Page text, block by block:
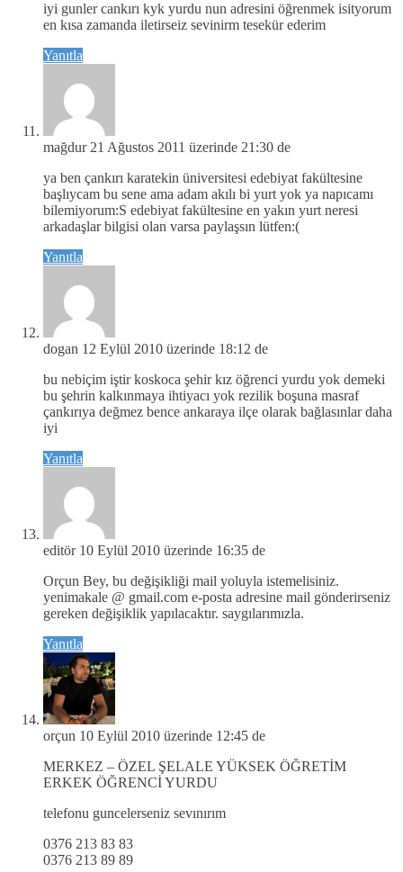
iyi gunler cankırı kyk yurdu nun adresini öğrenmek isityorum
en kısa zamanda iletirseiz sevinirm tesekür ederim
Yanıtla
mağdur 21 Ağustos 2011 üzerinde 21:30 de
ya ben çankırı karatekin üniversitesi edebiyat fakültesine
başlıycam bu sene ama adam akılı bi yurt yok ya napıcamı
bilemiyorum:S edebiyat fakültesine en yakın yurt neresi
arkadaşlar bilgisi olan varsa paylaşsın lütfen:(
Yanıtla
dogan 12 Eylül 2010 üzerinde 18:12 de
bu nebiçim iştir koskoca şehir kız öğrenci yurdu yok demeki
bu şehrin kalkınmaya ihtiyacı yok rezilik boşuna masraf
çankırıya değmez bence ankaraya ilçe olarak bağlasınlar daha
iyi
Yanıtla
editör 10 Eylül 2010 üzerinde 16:35 de
Orçun Bey, bu değişikliği mail yoluyla istemelisiniz.
yenimakale @ gmail.com e-posta adresine mail gönderirseniz
gereken değişiklik yapılacaktır. saygılarımızla.
Yanıtla
orçun 10 Eylül 2010 üzerinde 12:45 de
MERKEZ – ÖZEL ŞELALE YÜKSEK ÖĞRETİM
ERKEK ÖĞRENCİ YURDU
telefonu guncelerseniz sevınırım
0376 213 83 83
0376 213 89 89